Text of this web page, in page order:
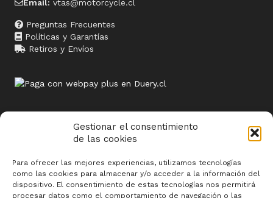
Gestionar el consentimiento
de las cookies
Para ofrecer las mejores experiencias, utilizamos tecnologías
como las cookies para almacenar y/o acceder a la información del
dispositivo. El consentimiento de estas tecnologías nos permitirá
procesar datos como el comportamiento de navegación o las
Email: vtas@motorcycle.cl
Preguntas Frecuentes
Políticas y Garantías
Retiros y Envíos
Sitios relacionados
www.termosolar.cl
www.butoni.cl